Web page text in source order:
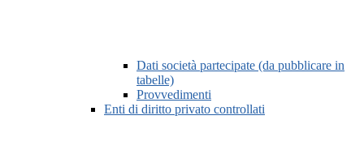
Dati società partecipate (da pubblicare in
tabelle)
Provvedimenti
Enti di diritto privato controllati